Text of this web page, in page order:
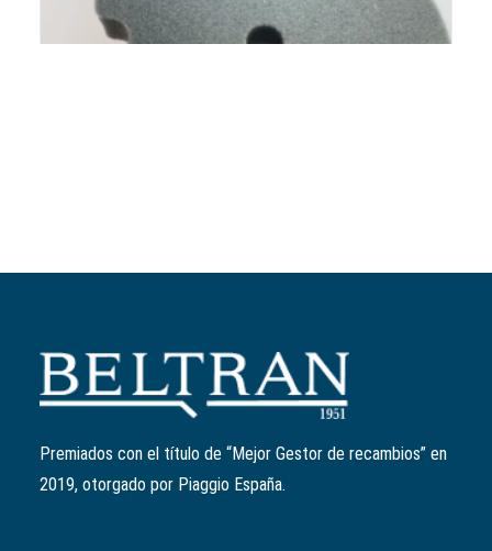
Filtro de aire
8319970P
10,04
original
era:
El
actual
Premiados con el título de “Mejor Gestor de recambios” en
2019, otorgado por Piaggio España.